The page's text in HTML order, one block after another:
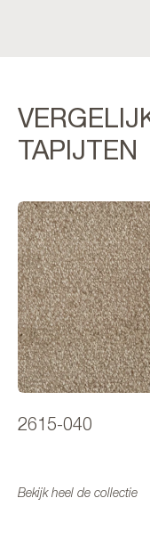
TAPIJTEN
2615-040
Bekijk heel de collectie